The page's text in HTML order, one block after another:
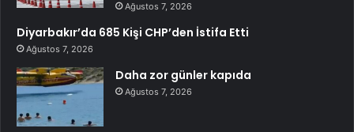
Ağustos 7, 2026
Diyarbakır’da 685 Kişi CHP’den İstifa Etti
Ağustos 7, 2026
Daha zor günler kapıda
Ağustos 7, 2026